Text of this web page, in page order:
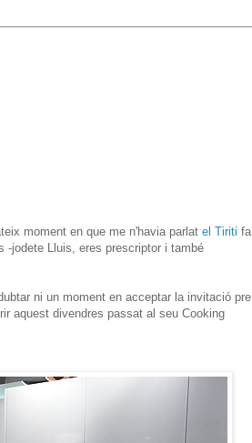
moment en que me n'havia parlat el Tiriti fa
-jodete Lluis, eres prescriptor i també
ni un moment en acceptar la invitació pre
aquest divendres passat al seu Cooking